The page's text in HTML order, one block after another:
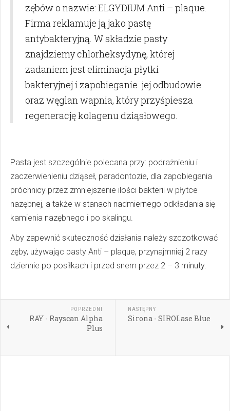
zębów o nazwie: ELGYDIUM Anti – plaque.
Firma reklamuje ją jako pastę
antybakteryjną. W składzie pasty
znajdziemy chlorheksydynę, której
zadaniem jest eliminacja płytki
bakteryjnej i zapobieganie jej odbudowie
oraz węglan wapnia, który przyśpiesza
regenerację kolagenu dziąsłowego.
Pasta jest szczególnie polecana przy: podrażnieniu i
zaczerwienieniu dziąseł, paradontozie, dla zapobiegania
próchnicy przez zmniejszenie ilości bakterii w płytce
nazębnej, a także w stanach nadmiernego odkładania się
kamienia nazębnego i po skalingu.
Aby zapewnić skuteczność działania należy szczotkować
zęby, używając pasty Anti – plaque, przynajmniej 2 razy
dziennie po posiłkach i przed snem przez 2 – 3 minuty.
POPRZEDNI
RAY - Rayscan Alpha
Plus
NASTĘPNY
Sirona - SIROLase Blue